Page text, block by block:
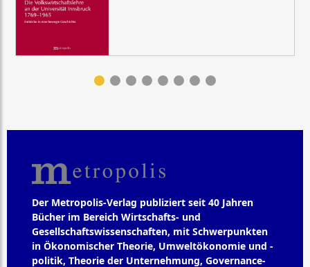
Der Metropolis-Verlag publiziert seit 40 Jahren
Bücher im Bereich Wirtschafts- und
Gesellschaftswissenschaften, mit Schwerpunkten
in Ökonomischer Theorie, Umweltökonomie und -
politik, Theorie der Unternehmung, Governance-